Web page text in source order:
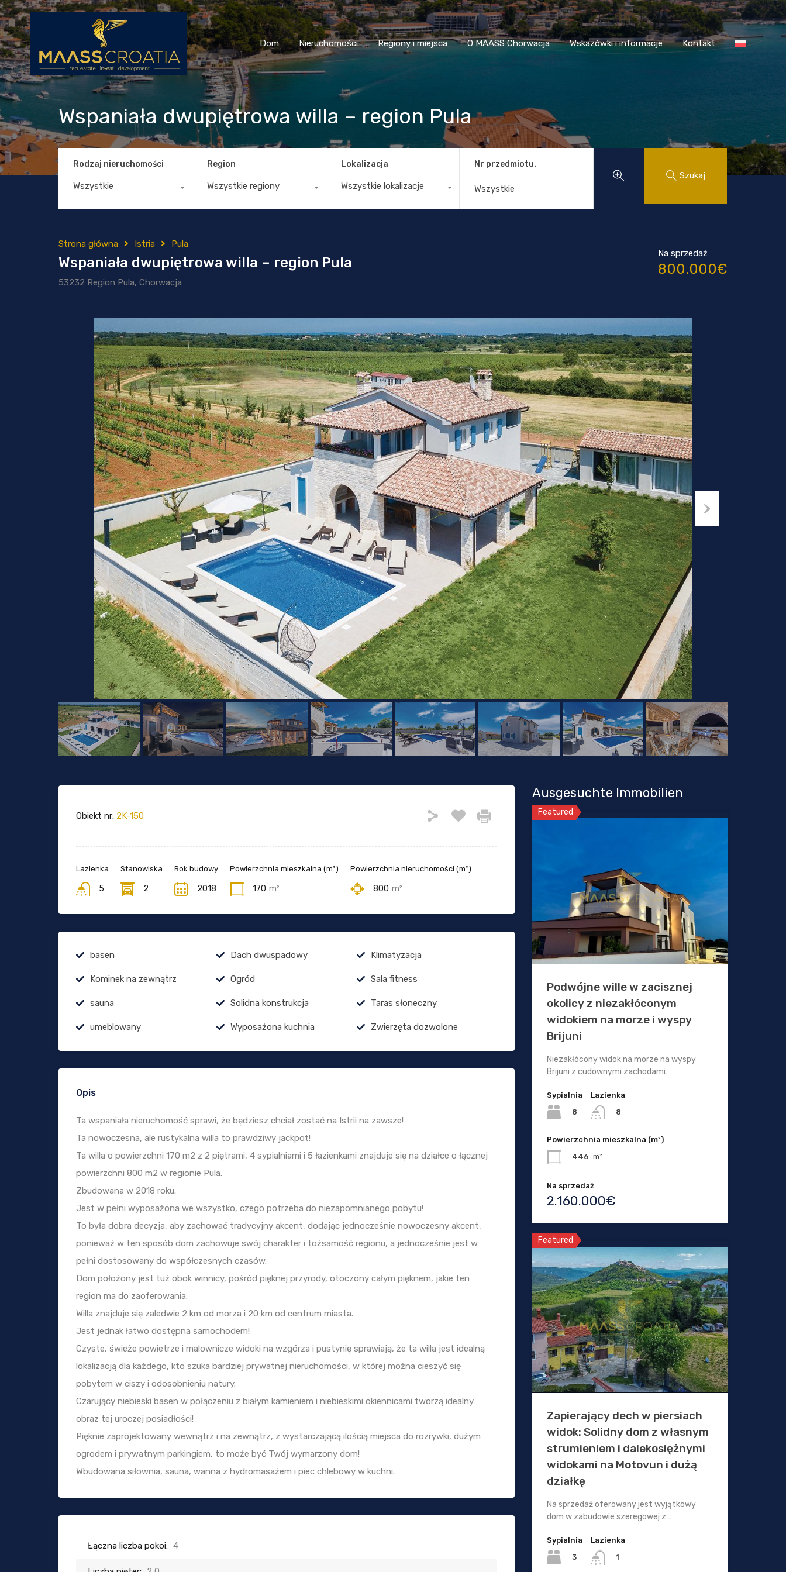
Dom Nieruchomości Regiony i miejsca O MAASS Chorwacja Wskazówki i informacje Kontakt
Dom Nieruchomości Regiony i miejsca O MAASS Chorwacja Wskazówki i informacje Kontakt
Wspaniała dwupiętrowa willa – region Pula
Rodzaj nieruchomości
Wszystkie
Region
Wszystkie regiony
Lokalizacja
Wszystkie lokalizacje
Nr przedmiotu.
Szukaj
Strona główna Istria Pula
Wspaniała dwupiętrowa willa – region Pula
53232 Region Pula, Chorwacja
Na sprzedaż
800.000€
Obiekt nr: 2K-150
Lazienka
5
Stanowiska
2
Rok budowy
2018
Powierzchnia mieszkalna (m²)
170 m²
Powierzchnia nieruchomości (m²)
800 m²
basen Dach dwuspadowy Klimatyzacja
Kominek na zewnątrz Ogród Sala fitness
sauna Solidna konstrukcja Taras słoneczny
umeblowany Wyposażona kuchnia Zwierzęta dozwolone
Opis
Ta wspaniała nieruchomość sprawi, że będziesz chciał zostać na Istrii na zawsze!
Ta nowoczesna, ale rustykalna willa to prawdziwy jackpot!
Ta willa o powierzchni 170 m2 z 2 piętrami, 4 sypialniami i 5 łazienkami znajduje się na działce o łącznej
powierzchni 800 m2 w regionie Pula.
Zbudowana w 2018 roku.
Jest w pełni wyposażona we wszystko, czego potrzeba do niezapomnianego pobytu!
To była dobra decyzja, aby zachować tradycyjny akcent, dodając jednocześnie nowoczesny akcent,
ponieważ w ten sposób dom zachowuje swój charakter i tożsamość regionu, a jednocześnie jest w
pełni dostosowany do współczesnych czasów.
Dom położony jest tuż obok winnicy, pośród pięknej przyrody, otoczony całym pięknem, jakie ten
region ma do zaoferowania.
Willa znajduje się zaledwie 2 km od morza i 20 km od centrum miasta.
Jest jednak łatwo dostępna samochodem!
Czyste, świeże powietrze i malownicze widoki na wzgórza i pustynię sprawiają, że ta willa jest idealną
lokalizacją dla każdego, kto szuka bardziej prywatnej nieruchomości, w której można cieszyć się
pobytem w ciszy i odosobnieniu natury.
Czarujący niebieski basen w połączeniu z białym kamieniem i niebieskimi okiennicami tworzą idealny
obraz tej uroczej posiadłości!
Pięknie zaprojektowany wewnątrz i na zewnątrz, z wystarczającą ilością miejsca do rozrywki, dużym
ogrodem i prywatnym parkingiem, to może być Twój wymarzony dom!
Wbudowana siłownia, sauna, wanna z hydromasażem i piec chlebowy w kuchni.
Łączna liczba pokoi: 4
Ausgesuchte Immobilien
Featured
Podwójne wille w zacisznej
okolicy z niezakłóconym
widokiem na morze i wyspy
Brijuni
Niezakłócony widok na morze na wyspy
Brijuni z cudownymi zachodami…
Sypialnia
8
Lazienka
8
Powierzchnia mieszkalna (m²)
446 m²
Na sprzedaż
2.160.000€
Featured
Zapierający dech w piersiach
widok: Solidny dom z własnym
strumieniem i dalekosiężnymi
widokami na Motovun i dużą
działkę
Na sprzedaż oferowany jest wyjątkowy
dom w zabudowie szeregowej z…
Sypialnia
3
Lazienka
1